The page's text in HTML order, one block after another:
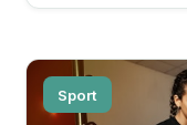
Sport